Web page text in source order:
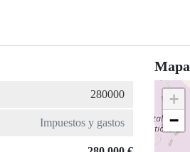
Mapa
+
−